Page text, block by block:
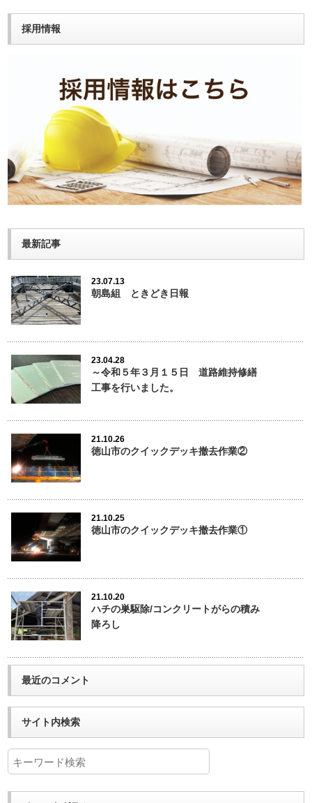
採用情報
最新記事
23.07.13
朝島組 ときどき日報
23.04.28
～令和５年３月１５日 道路維持修繕
工事を行いました。
21.10.26
徳山市のクイックデッキ撤去作業②
21.10.25
徳山市のクイックデッキ撤去作業①
21.10.20
ハチの巣駆除/コンクリートがらの積み
降ろし
最近のコメント
サイト内検索